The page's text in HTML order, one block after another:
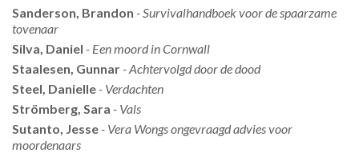
Sanderson, Brandon - Survivalhandboek voor de spaarzame
tovenaar
Silva, Daniel - Een moord in Cornwall
Staalesen, Gunnar - Achtervolgd door de dood
Steel, Danielle - Verdachten
Strömberg, Sara - Vals
Sutanto, Jesse - Vera Wongs ongevraagd advies voor
moordenaars